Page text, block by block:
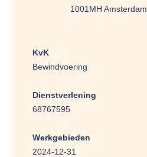
1001MH Amsterdam
KvK
Bewindvoering
Dienstverlening
68767595
Werkgebieden
2024-12-31